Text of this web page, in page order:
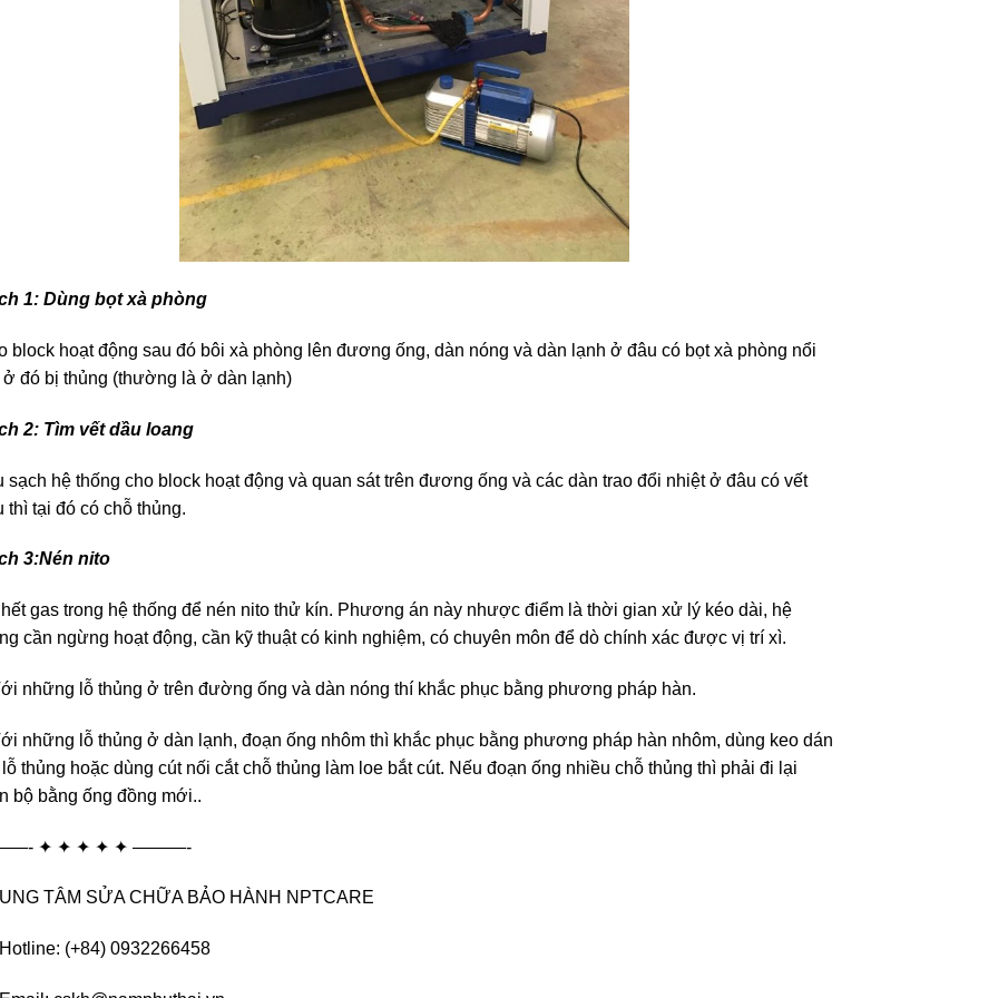
1: Dùng bọt xà phòng
block hoạt động sau đó bôi xà phòng lên đương ống, dàn nóng và dàn lạnh ở đâu có bọt xà phòng nổi
ở đó bị thủng (thường là ở dàn lạnh)
2: Tìm vết dầu loang
sạch hệ thống cho block hoạt động và quan sát trên đương ống và các dàn trao đổi nhiệt ở đâu có vết
thì tại đó có chỗ thủng.
3:Nén nito
gas trong hệ thống để nén nito thử kín. Phương án này nhược điểm là thời gian xử lý kéo dài, hệ
cần ngừng hoạt động, cần kỹ thuật có kinh nghiệm, có chuyên môn để dò chính xác được vị trí xì.
những lỗ thủng ở trên đường ống và dàn nóng thí khắc phục bằng phương pháp hàn.
những lỗ thủng ở dàn lạnh, đoạn ống nhôm thì khắc phục bằng phương pháp hàn nhôm, dùng keo dán
lỗ thủng hoặc dùng cút nối cắt chỗ thủng làm loe bắt cút. Nếu đoạn ống nhiều chỗ thủng thì phải đi lại
bộ bằng ống đồng mới..
✦ ✦ ✦ ✦ ✦ ———-
TÂM SỬA CHỮA BẢO HÀNH NPTCARE
Hotline: (+84) 0932266458